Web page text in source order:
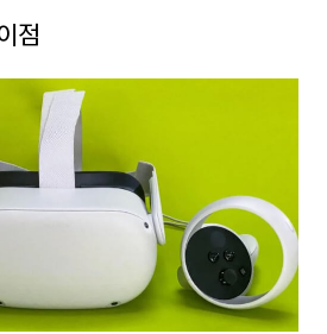
점